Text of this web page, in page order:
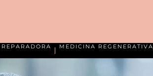
MEDICINA REGENERATIVA